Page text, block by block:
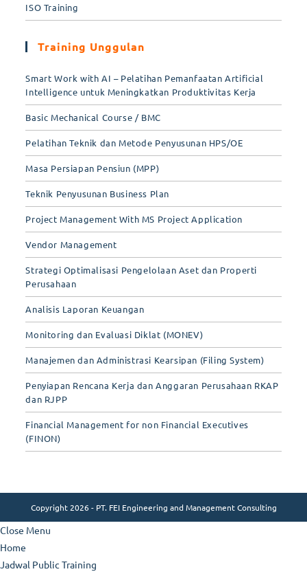
ISO Training
Training Unggulan
Smart Work with AI – Pelatihan Pemanfaatan Artificial
Intelligence untuk Meningkatkan Produktivitas Kerja
Basic Mechanical Course / BMC
Pelatihan Teknik dan Metode Penyusunan HPS/OE
Masa Persiapan Pensiun (MPP)
Teknik Penyusunan Business Plan
Project Management With MS Project Application
Vendor Management
Strategi Optimalisasi Pengelolaan Aset dan Properti
Perusahaan
Analisis Laporan Keuangan
Monitoring dan Evaluasi Diklat (MONEV)
Manajemen dan Administrasi Kearsipan (Filing System)
Penyiapan Rencana Kerja dan Anggaran Perusahaan RKAP
dan RJPP
Financial Management for non Financial Executives
(FINON)
Copyright 2026 - PT. FEI Engineering and Management Consulting
Close Menu
Home
Jadwal Public Training